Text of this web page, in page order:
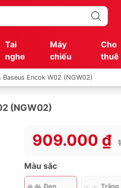
Tai
nghe
Máy
chiếu
Cho
thuê
Encok W02 (NGW02)
(NGW02)
909.000 ₫
Màu sắc
Đen Trắng